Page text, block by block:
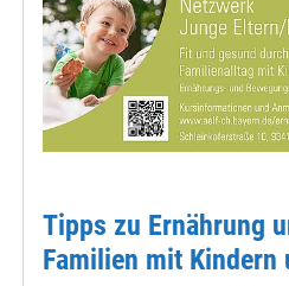
Tipps zu Ernährung
Familien mit Kindern